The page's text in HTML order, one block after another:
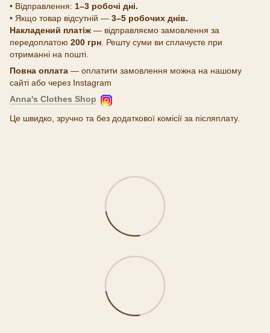
• Відправлення: 1–3 робочі дні.
• Якщо товар відсутній — 3–5 робочих днів.
Накладений платіж — відправляємо замовлення за
передоплатою 200 грн . Решту суми ви сплачуєте при
отриманні на пошті.
Повна оплата — оплатити замовлення можна на нашому
сайті або через Instagram
Anna's Clothes Shop
Це швидко, зручно та без додаткової комісії за післяплату.